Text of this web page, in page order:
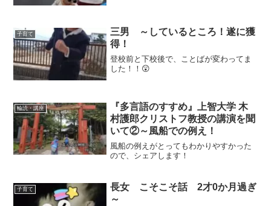
子育て
三男 ～しているところ！遂に獲
得！
登校前と下校後で、ことばが変わってま
した！！😲
輪読・講座
『多言語のすすめ』上智大学 木
村護郎クリストフ教授の講演を聞
いて②～風船での例え！
風船の例えがとってもわかりやすかった
ので、シェアします！
子育て
長女 こそこそ話 2才0か月過ぎ
～